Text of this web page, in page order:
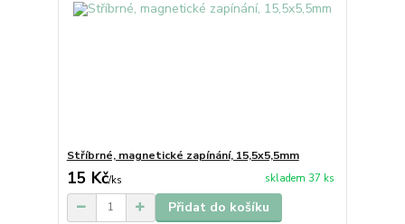
Stříbrné, magnetické zapínání, 15,5x5,5mm
15 Kč/ks skladem 37 ks
Přidat do košíku